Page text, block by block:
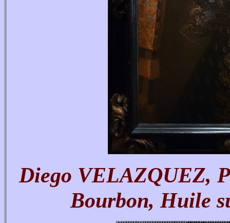
Diego VELAZQUEZ,
Bourbon, Huile